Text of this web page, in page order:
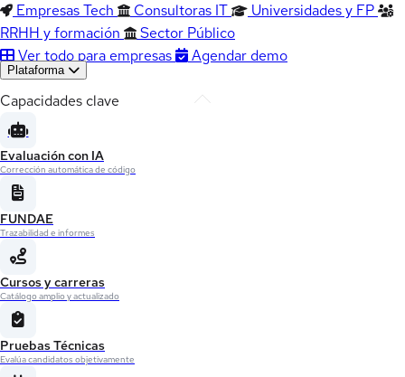
Empresas Tech
Consultoras IT
Universidades y FP
RRHH y formación
Sector Público
Ver todo para empresas
Agendar demo
Plataforma
Capacidades clave
Evaluación con IA
Corrección automática de código
FUNDAE
Trazabilidad e informes
Cursos y carreras
Catálogo amplio y actualizado
Pruebas Técnicas
Evalúa candidatos objetivamente